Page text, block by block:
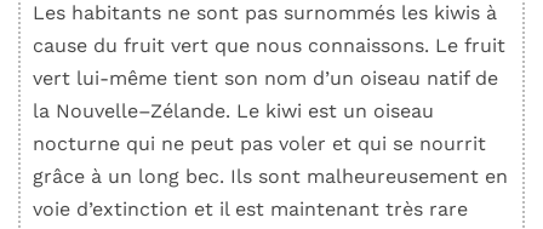
Les habitants ne sont pas surnommés les kiwis à
cause du fruit vert que nous connaissons. Le fruit
vert lui-même tient son nom d’un oiseau natif de
la Nouvelle–Zélande. Le kiwi est un oiseau
nocturne qui ne peut pas voler et qui se nourrit
grâce à un long bec. Ils sont malheureusement en
voie d’extinction et il est maintenant très rare